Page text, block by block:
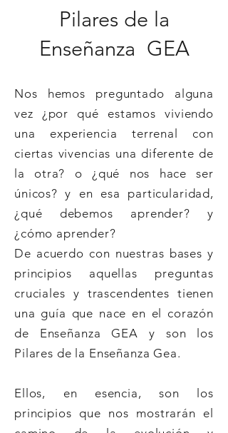
Pilares de la
Enseñanza GEA
Nos hemos preguntado alguna
vez ¿por qué estamos viviendo
una experiencia terrenal con
ciertas vivencias una diferente de
la otra? o ¿qué nos hace ser
únicos? y en esa particularidad,
¿qué debemos aprender? y
¿cómo aprender?
De acuerdo con nuestras bases y
principios aquellas preguntas
cruciales y trascendentes tienen
una guía que nace en el corazón
de Enseñanza GEA y son los
Pilares de la Enseñanza Gea.
Ellos, en esencia, son los
principios que nos mostrarán el